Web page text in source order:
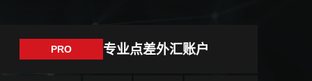
PRO 专业点差外汇账户